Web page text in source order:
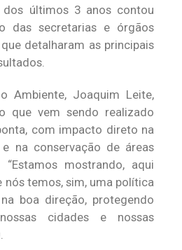
dos últimos 3 anos contou
das secretarias e órgãos
detalharam as principais
Ambiente, Joaquim Leite,
que vem sendo realizado
com impacto direto na
na conservação de áreas
mostrando, aqui
nós temos, sim, uma política
boa direção, protegendo
cidades e nossas